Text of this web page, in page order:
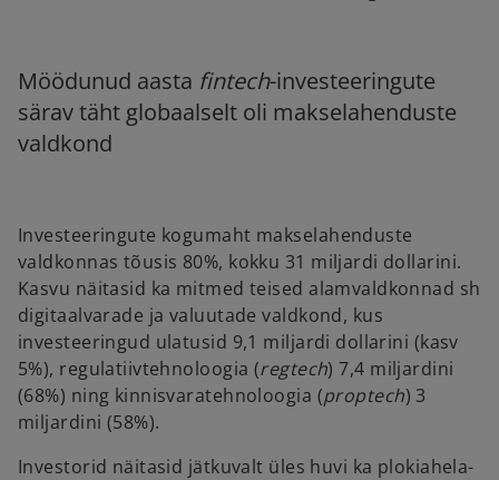
Möödunud aasta fintech-investeeringute
särav täht globaalselt oli makselahenduste
valdkond
Investeeringute kogumaht makselahenduste
valdkonnas tõusis 80%, kokku 31 miljardi dollarini.
Kasvu näitasid ka mitmed teised alamvaldkonnad sh
digitaalvarade ja valuutade valdkond, kus
investeeringud ulatusid 9,1 miljardi dollarini (kasv
5%), regulatiivtehnoloogia (regtech) 7,4 miljardini
(68%) ning kinnisvaratehnoloogia (proptech) 3
miljardini (58%).
Investorid näitasid jätkuvalt üles huvi ka plokiahela-